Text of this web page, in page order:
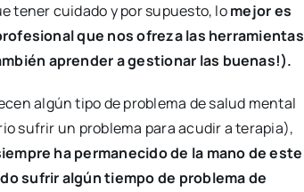
tener cuidado y por supuesto, lomejor es
que nos ofreza las herramientas
aprender a gestionar las buenas!).
algún tipo de problema de salud mental
sufrir un problema para acudir a terapia),
ha permanecido de la mano de este
sufrir algún tiempo de problema de